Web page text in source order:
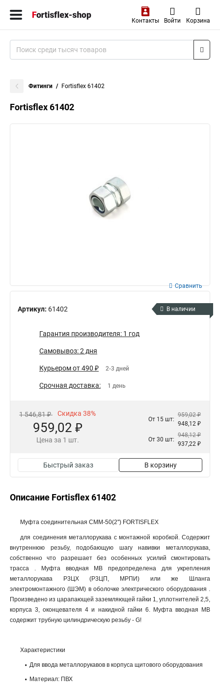
Контакты Войти Корзина
Фитинги Fortisflex 61402
Fortisflex 61402
Артикул: 61402
Сравнить
В наличии
Гарантия производителя: 1 год
Самовывоз: 2 дня
Курьером от 490 ₽ 2-3 дней
Срочная доставка: 1 день
1 546,81 ₽ Скидка 38%
959,02 ₽
Цена за 1 шт.
От 15 шт:
959,02 ₽
948,12 ₽
От 30 шт:
948,12 ₽
937,22 ₽
Быстрый заказ В корзину
Описание Fortisflex 61402
Муфта соединительная СММ-50(2'') FORTISFLEX
для соединения металлорукава с монтажной коробкой. Содержит
внутреннюю резьбу, подобающую шагу навивки металлорукава,
собственно что разрешает без особенных усилий смонтировать
трасса . Муфта вводная МВ предопределена для укрепления
металлорукава Р3ЦХ (Р3ЦП, МРПИ) или же Шланга
электромонтажного (ШЭМ) в оболочке электрического оборудования .
Произведено из царапающей заземляющей гайки 1, уплотнителей 2,5,
корпуса 3, оконцевателя 4 и накидной гайки 6. Муфта вводная МВ
содержит трубную цилиндрическую резьбу - G!
Характеристики
Для ввода металлорукавов в корпуса щитового оборудования
Материал: ПВХ